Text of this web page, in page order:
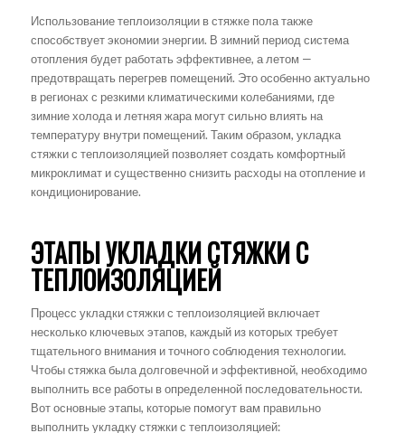
Использование теплоизоляции в стяжке пола также
способствует экономии энергии. В зимний период система
отопления будет работать эффективнее, а летом —
предотвращать перегрев помещений. Это особенно актуально
в регионах с резкими климатическими колебаниями, где
зимние холода и летняя жара могут сильно влиять на
температуру внутри помещений. Таким образом, укладка
стяжки с теплоизоляцией позволяет создать комфортный
микроклимат и существенно снизить расходы на отопление и
кондиционирование.
ЭТАПЫ УКЛАДКИ СТЯЖКИ С
ТЕПЛОИЗОЛЯЦИЕЙ
Процесс укладки стяжки с теплоизоляцией включает
несколько ключевых этапов, каждый из которых требует
тщательного внимания и точного соблюдения технологии.
Чтобы стяжка была долговечной и эффективной, необходимо
выполнить все работы в определенной последовательности.
Вот основные этапы, которые помогут вам правильно
выполнить укладку стяжки с теплоизоляцией: